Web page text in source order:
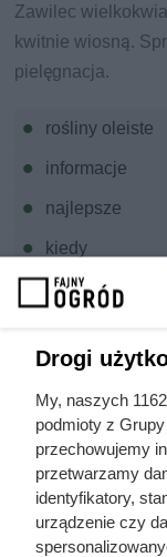
Zawilec
kwitnie wiosną.
pielęgnacja.
rośliny oleiste
informacje
najlepsze
kiedy
rodzaje
porównanie
działanie
hodowla
stanowisko
wymagania
Drogi
My, naszych
podmioty z
przechowujemy
przetwarzamy
identyfikatory,
urządzenie czy